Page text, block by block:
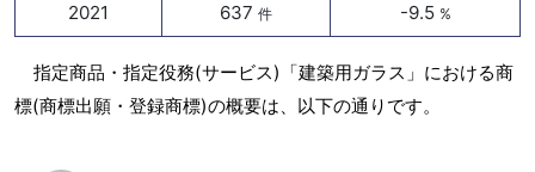
2021 637 件 -9.5 %
指定商品・指定役務(サービス)「建築用ガラス」における商
標(商標出願・登録商標)の概要は、以下の通りです。